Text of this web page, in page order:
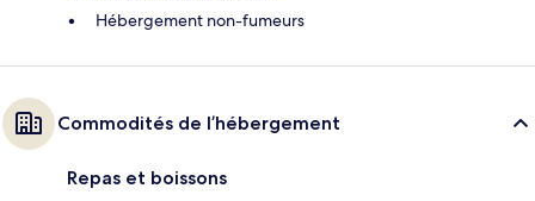
Hébergement non-fumeurs
Commodités de l’hébergement
Repas et boissons